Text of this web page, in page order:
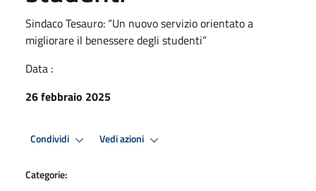
Sindaco Tesauro: “Un nuovo servizio orientato a
migliorare il benessere degli studenti”
Data :
26 febbraio 2025
Condividi Vedi azioni
Categorie: